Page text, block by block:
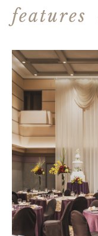
features